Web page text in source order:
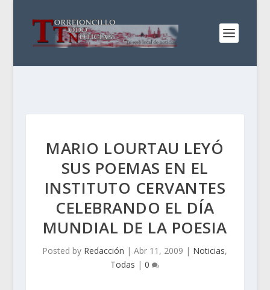
MARIO LOURTAU LEYÓ
SUS POEMAS EN EL
INSTITUTO CERVANTES
CELEBRANDO EL DÍA
MUNDIAL DE LA POESIA
Posted by Redacción |Abr 11, 2009 | Noticias,
Todas |0